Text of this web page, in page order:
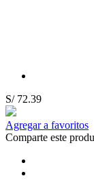
S/ 72.39
Agregar a favoritos
Comparte este